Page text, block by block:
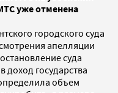
уже отменена
городского суда
апелляции
суда
государства
объем